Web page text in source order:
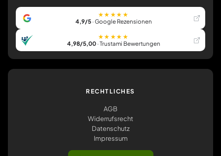
★★★★★
4,9/5· Google Rezensionen
★★★★★
4,98/5,00· Trustami Bewertungen
RECHTLICHES
AGB
Widerrufsrecht
Datenschutz
Impressum